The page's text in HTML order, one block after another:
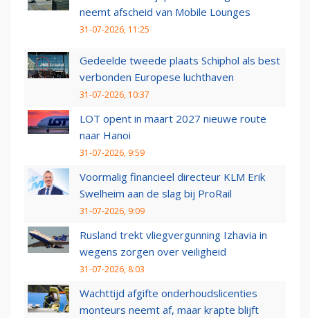
neemt afscheid van Mobile Lounges
31-07-2026, 11:25
Gedeelde tweede plaats Schiphol als best
verbonden Europese luchthaven
31-07-2026, 10:37
LOT opent in maart 2027 nieuwe route
naar Hanoi
31-07-2026, 9:59
Voormalig financieel directeur KLM Erik
Swelheim aan de slag bij ProRail
31-07-2026, 9:09
Rusland trekt vliegvergunning Izhavia in
wegens zorgen over veiligheid
31-07-2026, 8:03
Wachttijd afgifte onderhoudslicenties
monteurs neemt af, maar krapte blijft